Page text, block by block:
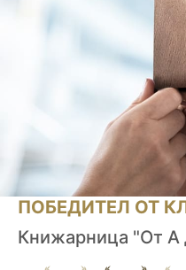
ПОБЕДИТЕЛ ОТ
Книжарница "От А